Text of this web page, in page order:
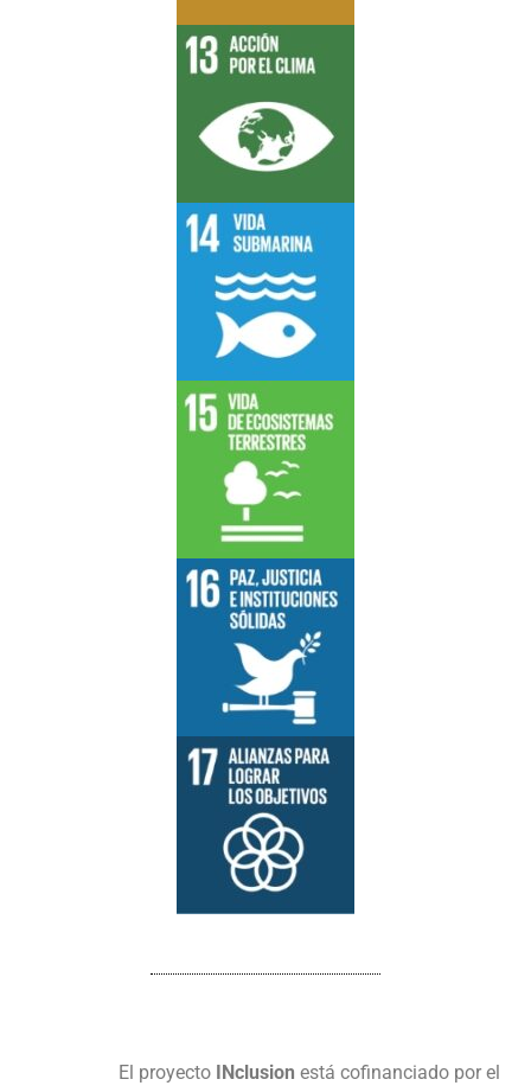
El proyecto INclusion está cofinanciado por el